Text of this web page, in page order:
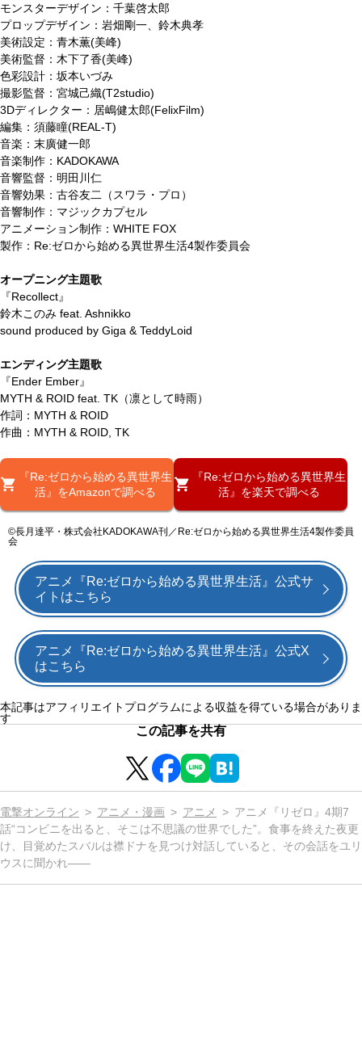
モンスターデザイン：千葉啓太郎
プロップデザイン：岩畑剛一、鈴木典孝
美術設定：青木薫(美峰)
美術監督：木下了香(美峰)
色彩設計：坂本いづみ
撮影監督：宮城己織(T2studio)
3Dディレクター：居嶋健太郎(FelixFilm)
編集：須藤瞳(REAL-T)
音楽：末廣健一郎
音楽制作：KADOKAWA
音響監督：明田川仁
音響効果：古谷友二（スワラ・プロ）
音響制作：マジックカプセル
アニメーション制作：WHITE FOX
製作：Re:ゼロから始める異世界生活4製作委員会
オープニング主題歌
『Recollect』
鈴木このみ feat. Ashnikko
sound produced by Giga & TeddyLoid
エンディング主題歌
『Ender Ember』
MYTH & ROID feat. TK（凛として時雨）
作詞：MYTH & ROID
作曲：MYTH & ROID, TK
『Re:ゼロから始める異世界生
活』をAmazonで調べる
『Re:ゼロから始める異世界生
活』を楽天で調べる
©長月達平・株式会社KADOKAWA刊／Re:ゼロから始める異世界生活4製作委員
会
アニメ『Re:ゼロから始める異世界生活』公式サ
イトはこちら
アニメ『Re:ゼロから始める異世界生活』公式X
はこちら
本記事はアフィリエイトプログラムによる収益を得ている場合がありま
す
この記事を共有
電撃オンライン アニメ・漫画 アニメ
アニメ『リゼロ』4期7
話“コンビニを出ると、そこは不思議の世界でした”。食事を終えた夜更
け、目覚めたスバルは襟ドナを見つけ対話していると、その会話をユリ
ウスに聞かれ――